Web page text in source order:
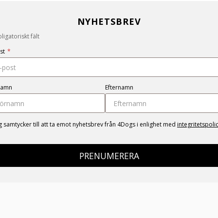
NYHETSBREV
fält
*
Efternamn
samtycker till att ta emot nyhetsbrev från 4Dogs i enlighet med
PRENUMERERA